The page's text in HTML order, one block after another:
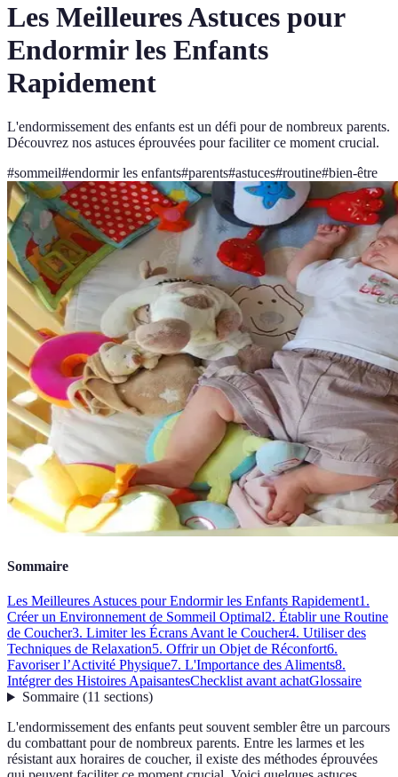
Les Meilleures Astuces pour
Endormir les Enfants
Rapidement
L'endormissement des enfants est un défi pour de nombreux parents.
Découvrez nos astuces éprouvées pour faciliter ce moment crucial.
#sommeil#endormir les enfants#parents#astuces#routine#bien-être
Sommaire
Les Meilleures Astuces pour Endormir les Enfants Rapidement1.
Créer un Environnement de Sommeil Optimal2. Établir une Routine
de Coucher3. Limiter les Écrans Avant le Coucher4. Utiliser des
Techniques de Relaxation5. Offrir un Objet de Réconfort6.
Favoriser l’Activité Physique7. L'Importance des Aliments8.
Intégrer des Histoires ApaisantesChecklist avant achatGlossaire
Sommaire(11 sections)
L'endormissement des enfants peut souvent sembler être un parcours
du combattant pour de nombreux parents. Entre les larmes et les
résistant aux horaires de coucher, il existe des méthodes éprouvées